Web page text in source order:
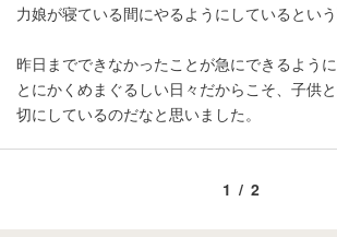
力娘が寝ている間にやるようにしているという
昨日までできなかったことが急にできるよう
とにかくめまぐるしい日々だからこそ、子供
切にしているのだなと思いました。
1/2